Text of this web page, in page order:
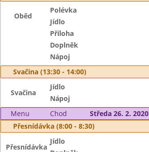
Oběd
Polévka
Jídlo
Příloha
Doplněk
Nápoj
Svačina (13:30 - 14:00)
Svačina
Jídlo
Nápoj
Menu
Chod
Středa 26. 2. 2020
Přesnídávka (8:00 - 8:30)
Přesnídávka
Jídlo